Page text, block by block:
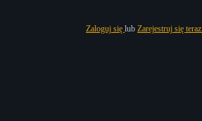
Zaloguj się lub Zarejestruj się teraz